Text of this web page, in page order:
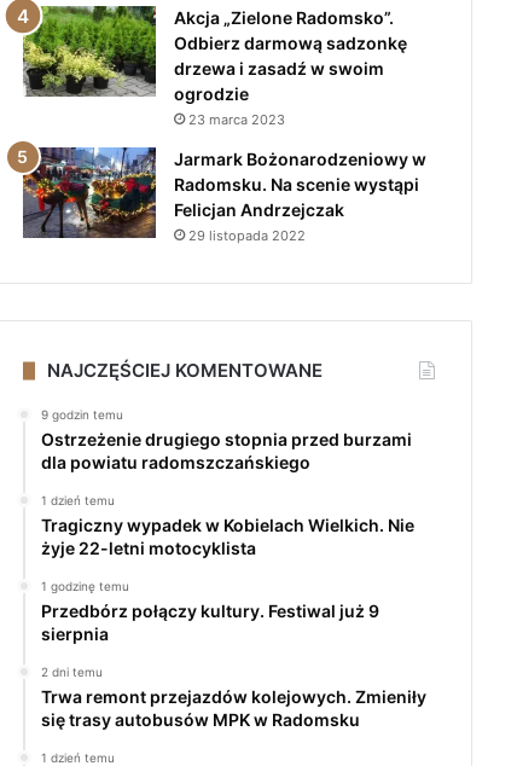
Akcja „Zielone Radomsko”.
Odbierz darmową sadzonkę
drzewa i zasadź w swoim
ogrodzie
23 marca 2023
Jarmark Bożonarodzeniowy w
Radomsku. Na scenie wystąpi
Felicjan Andrzejczak
29 listopada 2022
NAJCZĘŚCIEJ KOMENTOWANE
9 godzin temu
Ostrzeżenie drugiego stopnia przed burzami
dla powiatu radomszczańskiego
1 dzień temu
Tragiczny wypadek w Kobielach Wielkich. Nie
żyje 22-letni motocyklista
1 godzinę temu
Przedbórz połączy kultury. Festiwal już 9
sierpnia
2 dni temu
Trwa remont przejazdów kolejowych. Zmieniły
się trasy autobusów MPK w Radomsku
1 dzień temu